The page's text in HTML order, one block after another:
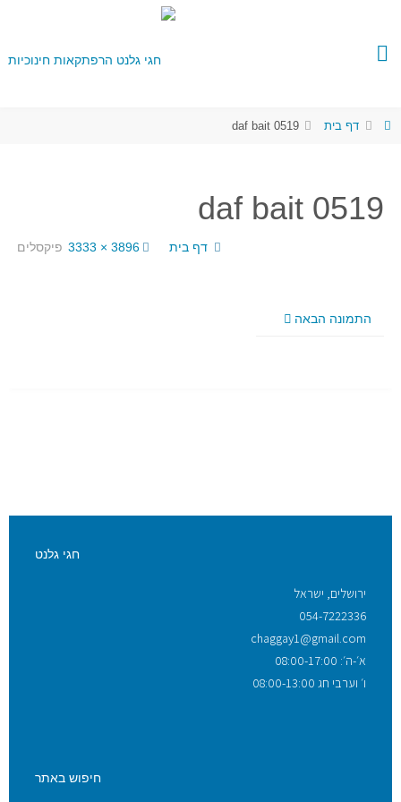
דף בית daf bait 0519
daf bait 0519
3896 × 3333 פיקסלים דף בית
התמונה הבאה
חגי גלנט
ירושלים, ישראל
054-7222336
chaggay1@gmail.com
א׳-ה׳: 08:00-17:00
ו׳ וערבי חג 08:00-13:00
חיפוש באתר